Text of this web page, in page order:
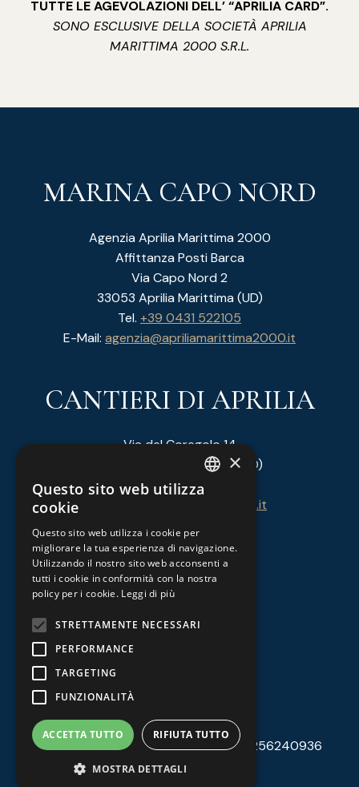
TUTTE LE AGEVOLAZIONI DELL’ “APRILIA CARD”.
SONO ESCLUSIVE DELLA SOCIETÀ APRILIA
MARITTIMA 2000 S.R.L.
MARINA CAPO NORD
Agenzia Aprilia Marittima 2000
Affittanza Posti Barca
Via Capo Nord 2
33053 Aprilia Marittima (UD)
Tel. +39 0431 522105
E-Mail: agenzia@apriliamarittima2000.it
CANTIERI DI APRILIA
Via del Coregolo 14
33053 Aprilia Marittima (UD)
Tel.+39 0431 53146
info@cantieridiaprilia.it
LINK UTILI
© 2026 Marina Capo Nord - P. IVA 01256240936
×
Questo sito web utilizza
cookie
Questo sito web utilizza i cookie per
migliorare la tua esperienza di navigazione.
Utilizzando il nostro sito web acconsenti a
tutti i cookie in conformità con la nostra
policy per i cookie. Leggi di più
STRETTAMENTE NECESSARI
PERFORMANCE
TARGETING
FUNZIONALITÀ
ACCETTA TUTTO RIFIUTA TUTTO
MOSTRA DETTAGLI